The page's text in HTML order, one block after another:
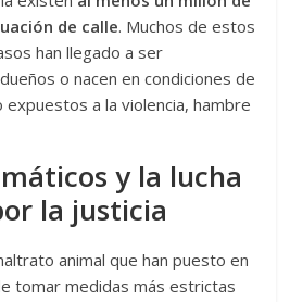
de calle. Muchos de estos
han llegado a ser
o nacen en condiciones de
a la violencia, hambre
y la lucha
la justicia
animal que han puesto en
tomar medidas más estrictas